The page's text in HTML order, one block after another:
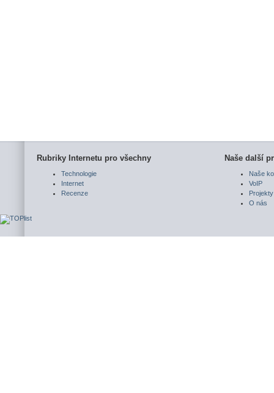
Rubriky Internetu pro všechny
Technologie
Internet
Recenze
Naše další
Naše
VoIP
Projekty
O nás